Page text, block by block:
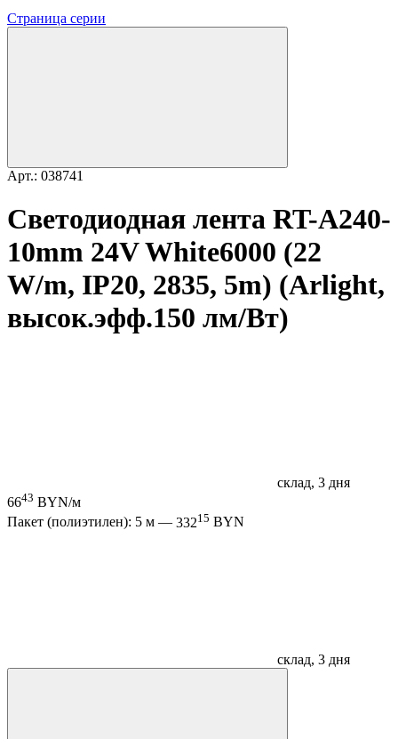
Страница серии
Арт.: 038741
Светодиодная лента RT-A240-
10mm 24V White6000 (22
W/m, IP20, 2835, 5m) (Arlight,
высок.эфф.150 лм/Вт)
склад, 3 дня
6643 BYN/м
Пакет (полиэтилен): 5 м — 33215 BYN
склад, 3 дня